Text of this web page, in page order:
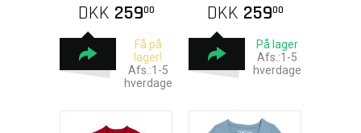
DKK 25900
Få på
lager!
Afs.:1-5
hverdage
DKK 25900
På lager
Afs.:1-5
hverdage